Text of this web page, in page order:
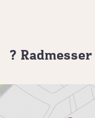
? Radmesser